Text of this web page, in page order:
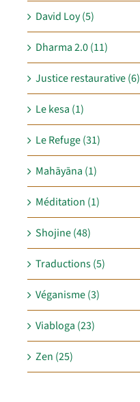
David Loy (5)
Dharma 2.0 (11)
Justice restaurative (6)
Le kesa (1)
Le Refuge (31)
Mahāyāna (1)
Méditation (1)
Shojine (48)
Traductions (5)
Véganisme (3)
Viabloga (23)
Zen (25)